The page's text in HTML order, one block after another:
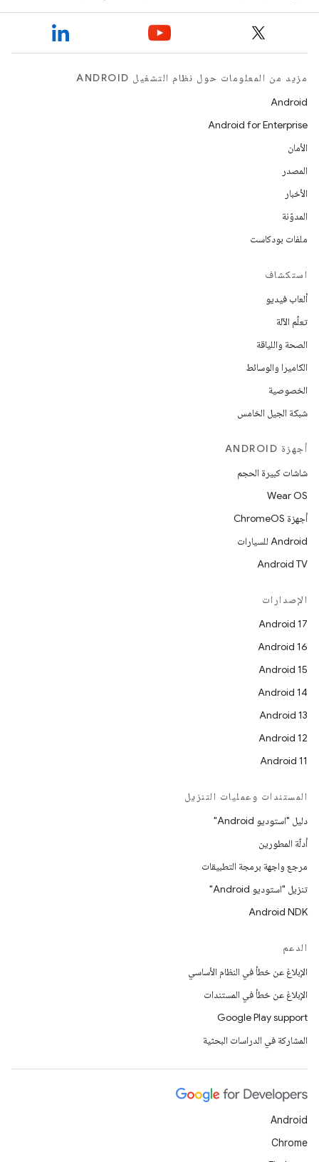
مزيد من المعلومات حول نظام التشغيل ANDROID
Android
Android for Enterprise
الأمان
المصدر
الأخبار
المدوّنة
ملفات بودكاست
استكشاف
ألعاب فيديو
تعلُم الآلة
الصحة واللياقة
الكاميرا والوسائط
الخصوصية
شبكة الجيل الخامس
أجهزة ANDROID
شاشات كبيرة الحجم
Wear OS
أجهزة ChromeOS
Android للسيارات
Android TV
الإصدارات
Android 17
Android 16
Android 15
Android 14
Android 13
Android 12
Android 11
المستندات وعمليات التنزيل
دليل "استوديو Android"
أدلّة المطورين
مرجع واجهة برمجة التطبيقات
تنزيل "استوديو Android"
Android NDK
الدعم
الإبلاغ عن خطأ في النظام الأساسي
الإبلاغ عن خطأ في المستندات
Google Play support
المشاركة في الدراسات البحثية
Android
Chrome